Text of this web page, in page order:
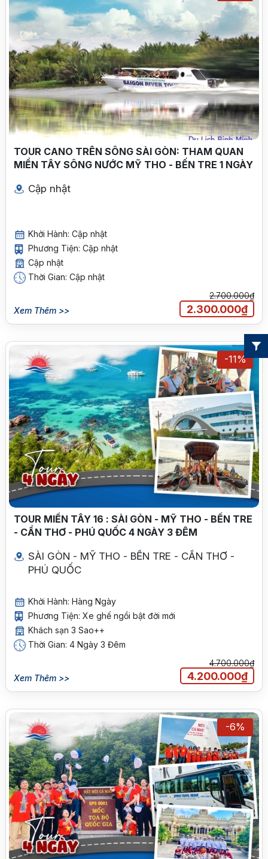
TOUR CANO TRÊN SÔNG SÀI GÒN: THAM QUAN
MIỀN TÂY SÔNG NƯỚC MỸ THO - BẾN TRE 1 NGÀY
Cập nhật
Khởi Hành: Cập nhật
Phương Tiện: Cập nhật
Cập nhật
Thời Gian: Cập nhật
Xem Thêm >>
2.700.000₫
2.300.000₫
-11%
TOUR MIỀN TÂY 16 : SÀI GÒN - MỸ THO - BẾN TRE
- CẦN THƠ - PHÚ QUỐC 4 NGÀY 3 ĐÊM
SÀI GÒN - MỸ THO - BẾN TRE - CẦN THƠ -
PHÚ QUỐC
Khởi Hành: Hàng Ngày
Phương Tiện: Xe ghế ngồi bật đời mới
Khách sạn 3 Sao++
Thời Gian: 4 Ngày 3 Đêm
Xem Thêm >>
4.700.000₫
4.200.000₫
-6%